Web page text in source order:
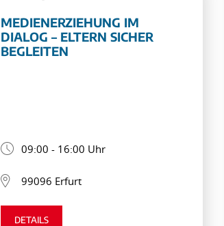
MEDIENERZIEHUNG IM
DIALOG – ELTERN SICHER
BEGLEITEN
09:00 - 16:00 Uhr
99096 Erfurt
DETAILS